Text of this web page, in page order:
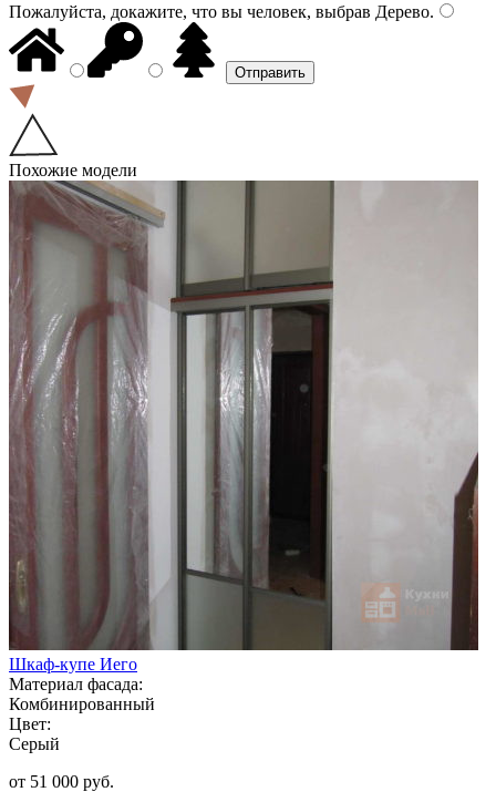
Пожалуйста, докажите, что вы человек, выбрав Дерево.
Похожие модели
Шкаф-купе Иего
Материал фасада:
Комбинированный
Цвет:
Серый
от 51 000 руб.